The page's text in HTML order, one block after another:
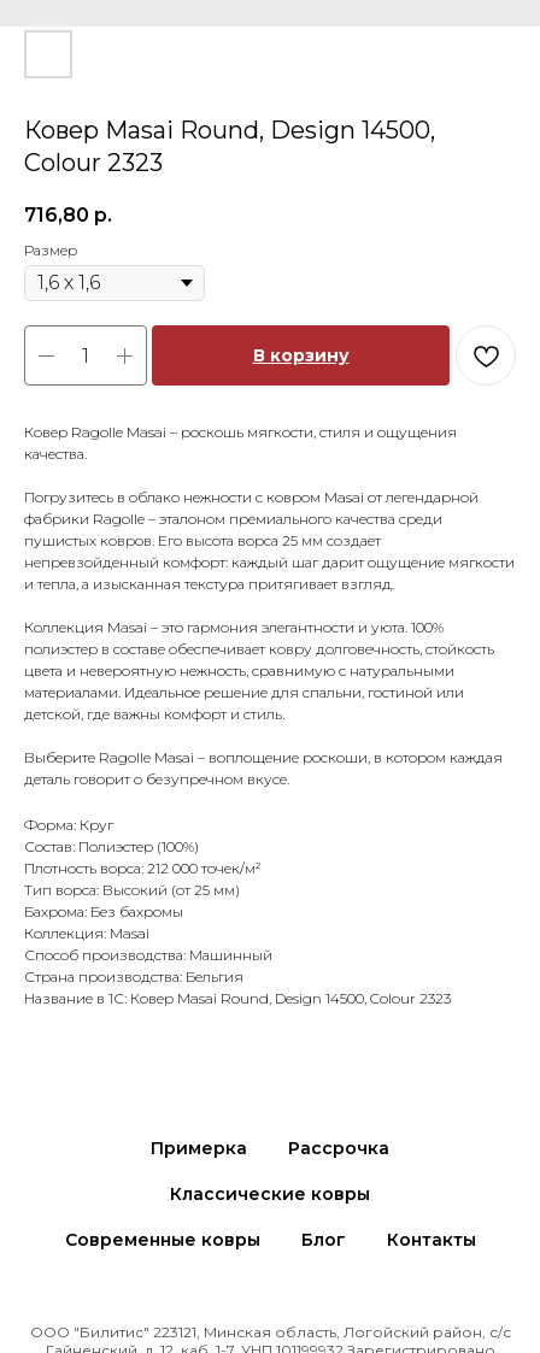
Ковер Masai Round, Design 14500,
Colour 2323
716,80 р.
Размер
В корзину
Ковер Ragolle Masai – роскошь мягкости, стиля и ощущения
качества.
Погрузитесь в облако нежности с ковром Masai от легендарной
фабрики Ragolle – эталоном премиального качества среди
пушистых ковров. Его высота ворса 25 мм создает
непревзойденный комфорт: каждый шаг дарит ощущение мягкости
и тепла, а изысканная текстура притягивает взгляд.
Коллекция Masai – это гармония элегантности и уюта. 100%
полиэстер в составе обеспечивает ковру долговечность, стойкость
цвета и невероятную нежность, сравнимую с натуральными
материалами. Идеальное решение для спальни, гостиной или
детской, где важны комфорт и стиль.
Выберите Ragolle Masai – воплощение роскоши, в котором каждая
деталь говорит о безупречном вкусе.
Форма: Круг
Состав: Полиэстер (100%)
Плотность ворса: 212 000 точек/м²
Тип ворса: Высокий (от 25 мм)
Бахрома: Без бахромы
Коллекция: Masai
Способ производства: Машинный
Страна производства: Бельгия
Название в 1С: Ковер Masai Round, Design 14500, Colour 2323
Примерка Рассрочка
Классические ковры
Современные ковры Блог Контакты
ООО "Билитис" 223121, Минская область, Логойский район, с/с